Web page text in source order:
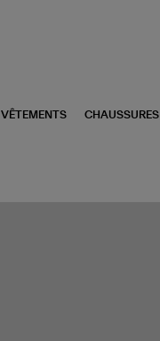
VÊTEMENTS CHAUSSURES